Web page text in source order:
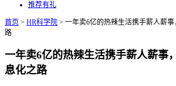
推荐有礼
首页 > HR科学院 > 一年卖6亿的热辣生活携手薪人薪
路
一年卖6亿的热辣生活携手薪人薪事
息化之路